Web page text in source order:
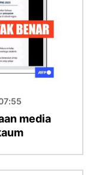
media